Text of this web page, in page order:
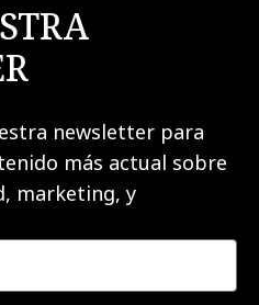
newsletter para
más actual sobre
marketing, y